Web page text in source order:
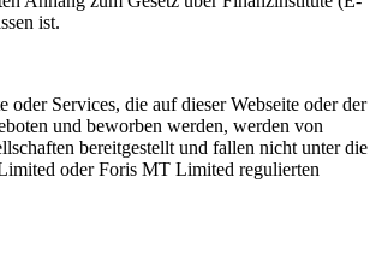
ist.
oder Services, die auf dieser Webseite oder der
und beworben werden, werden von
bereitgestellt und fallen nicht unter die
oder Foris MT Limited regulierten